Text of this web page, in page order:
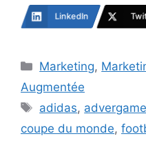
LinkedIn
Catégories
Marketing,
Augmentée
Étiquettes
adidas, advergame
coupe du monde,